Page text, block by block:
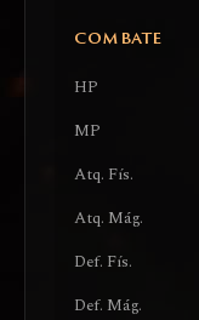
COMBATE
HP
MP
Atq. Fís.
Atq. Mág.
Def. Fís.
Def. Mág.